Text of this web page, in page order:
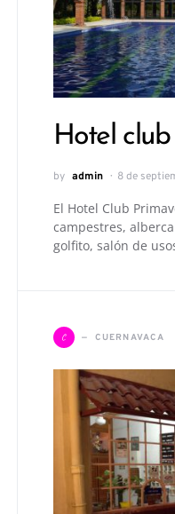
Hotel
by admin 8 de
El Hotel Club
campestres,
golfito, salón de
C CUERNAVACA